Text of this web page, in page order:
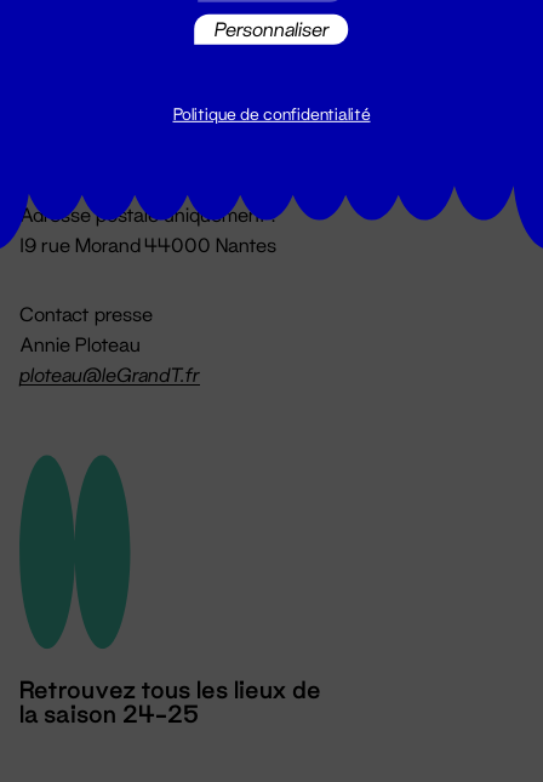
Du lundi au vendredi 14h → 18h
Adresse postale uniquement :
19 rue Morand 44000 Nantes
Contact presse
Annie Ploteau
ploteau@leGrandT.fr
Retrouvez tous les lieux de
la saison 24-25
Personnaliser
Politique de confidentialité